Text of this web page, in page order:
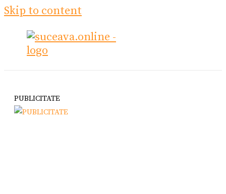
Skip to content
PUBLICITATE